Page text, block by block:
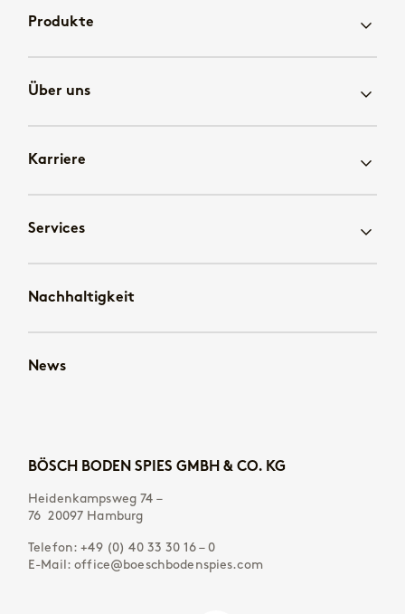
Produkte
Über uns
Karriere
Services
Nachhaltigkeit
News
BÖSCH BODEN SPIES GMBH & CO. KG
Heidenkampsweg 74 –
76 20097 Hamburg
Telefon:+49 (0) 40 33 30 16 – 0
E-Mail:office@boeschbodenspies.com